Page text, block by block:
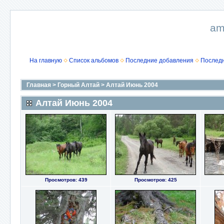
На главную Список альбомов Последние добавления
Главная > Горный Алтай > Алтай Июнь 2004
Алтай Июнь 2004
Просмотров: 439 Просмотров: 425